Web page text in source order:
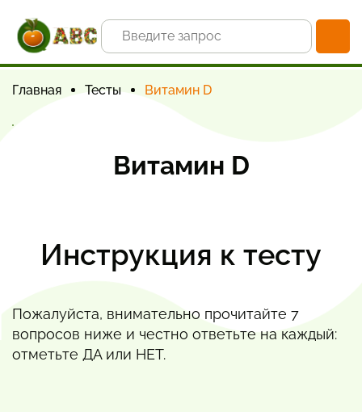
Главная Тесты Витамин D
Витамин D
Инструкция к тесту
Пожалуйста, внимательно прочитайте 7
вопросов ниже и честно ответьте на каждый:
отметьте ДА или НЕТ.